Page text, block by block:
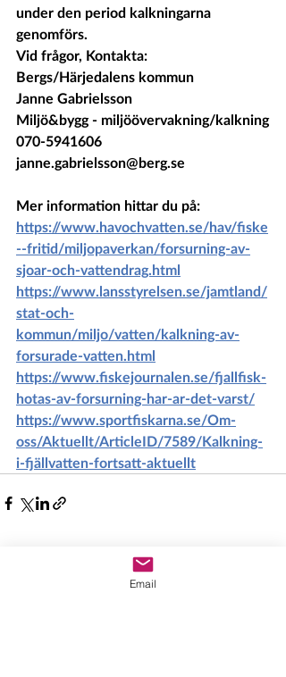
under den period kalkningarna
genomförs.
Vid frågor, Kontakta:
Bergs/Härjedalens kommun
Janne Gabrielsson
Miljö&bygg - miljöövervakning/kalkning
070-5941606
janne.gabrielsson@berg.se
Mer information hittar du på:
https://www.havochvatten.se/hav/fiske
--fritid/miljopaverkan/forsurning-av-
sjoar-och-vattendrag.html
https://www.lansstyrelsen.se/jamtland/
stat-och-
kommun/miljo/vatten/kalkning-av-
forsurade-vatten.html
https://www.fiskejournalen.se/fjallfisk-
hotas-av-forsurning-har-ar-det-varst/
https://www.sportfiskarna.se/Om-
oss/Aktuellt/ArticleID/7589/Kalkning-
i-fjällvatten-fortsatt-aktuellt
Email